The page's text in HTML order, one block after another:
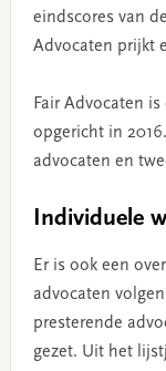
eindscores van
Advocaten prijkt
Fair Advocaten
opgericht in
advocaten en
Individuele
Er is ook een
advocaten
presterende
gezet. Uit het